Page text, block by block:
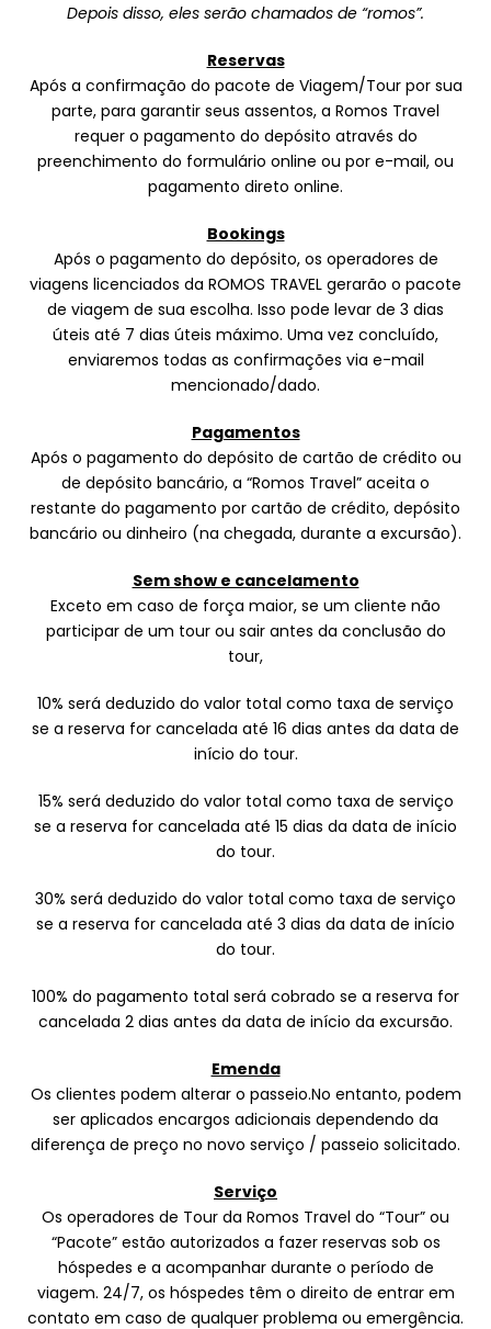
Depois disso, eles serão chamados de “romos”.
Reservas
Após a confirmação do pacote de Viagem/Tour por sua
parte, para garantir seus assentos, a Romos Travel
requer o pagamento do depósito através do
preenchimento do formulário online ou por e-mail, ou
pagamento direto online.
Bookings
Após o pagamento do depósito, os operadores de
viagens licenciados da ROMOS TRAVEL gerarão o pacote
de viagem de sua escolha. Isso pode levar de 3 dias
úteis até 7 dias úteis máximo. Uma vez concluído,
enviaremos todas as confirmações via e-mail
mencionado/dado.
Pagamentos
Após o pagamento do depósito de cartão de crédito ou
de depósito bancário, a “Romos Travel” aceita o
restante do pagamento por cartão de crédito, depósito
bancário ou dinheiro (na chegada, durante a excursão).
Sem show e cancelamento
Exceto em caso de força maior, se um cliente não
participar de um tour ou sair antes da conclusão do
tour,
10% será deduzido do valor total como taxa de serviço
se a reserva for cancelada até 16 dias antes da data de
início do tour.
15% será deduzido do valor total como taxa de serviço
se a reserva for cancelada até 15 dias da data de início
do tour.
30% será deduzido do valor total como taxa de serviço
se a reserva for cancelada até 3 dias da data de início
do tour.
100% do pagamento total será cobrado se a reserva for
cancelada 2 dias antes da data de início da excursão.
Emenda
Os clientes podem alterar o passeio.No entanto, podem
ser aplicados encargos adicionais dependendo da
diferença de preço no novo serviço / passeio solicitado.
Serviço
Os operadores de Tour da Romos Travel do “Tour” ou
“Pacote” estão autorizados a fazer reservas sob os
hóspedes e a acompanhar durante o período de
viagem. 24/7, os hóspedes têm o direito de entrar em
contato em caso de qualquer problema ou emergência.